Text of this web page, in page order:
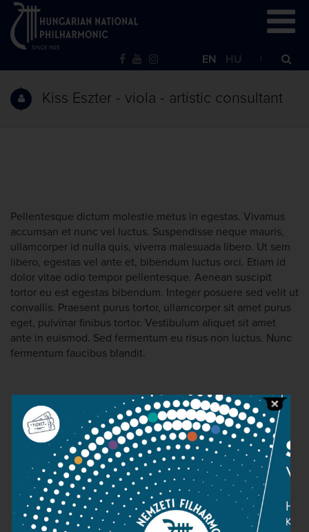
EN HU
Kiss Eszter - viola - artistic consultant
Pellentesque dictum molestie metus in egestas. Vivamus
accumsan et nunc vel luctus. Suspendisse neque mauris,
ullamcorper id nulla quis, viverra malesuada libero. Ut sem
libero, egestas vel ante et, bibendum luctus orci. Etiam id
dolor vitae odio tempor pellentesque. Aenean suscipit
tortor eu est egestas bibendum. Integer posuere sed velit ut
convallis. Praesent purus tortor, ullamcorper sit amet purus
eget, pulvinar finibus tortor. Vestibulum aliquet sit amet
ante in euismod. Sed fermentum eu risus non luctus. Nunc
fermentum faucibus blandit.
Contact
Public information
Press room
Terms and privacy